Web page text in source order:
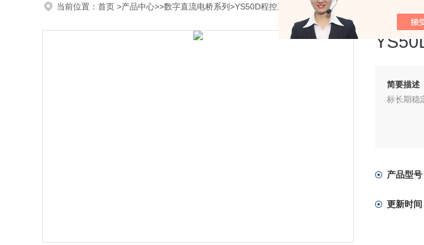
当前位置： 首页 >产品中心>>数字直流电桥系列>YS50D程控三相功率电源
简要描述
标长期稳
产品型号
更新时间